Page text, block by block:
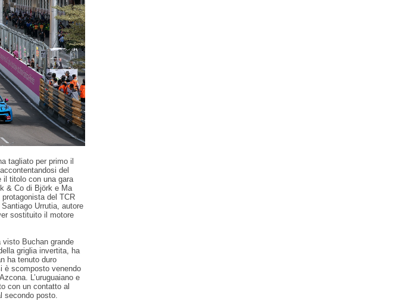
tagliato per primo il
del
il titolo con una gara
& Co di Björk e Ma
del TCR
Urrutia, autore
sostituito il motore
visto Buchan grande
griglia invertita, ha
ha tenuto duro
è scomposto venendo
L’uruguaiano e
con un contatto al
secondo posto.